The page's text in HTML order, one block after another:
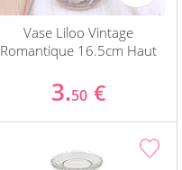
Vase Liloo Vintage
Romantique 16.5cm Haut
3.50 €